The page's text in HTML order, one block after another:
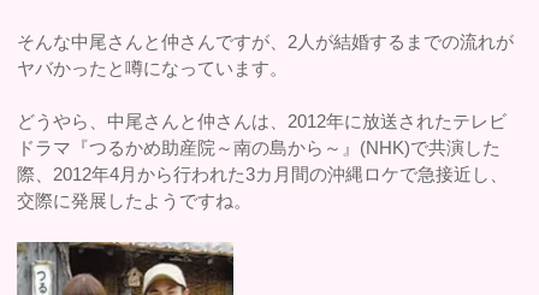
そんな中尾さんと仲さんですが、2人が結婚するまでの流れが
ヤバかったと噂になっています。
どうやら、中尾さんと仲さんは、2012年に放送されたテレビ
ドラマ『つるかめ助産院～南の島から～』(NHK)で共演した
際、2012年4月から行われた3カ月間の沖縄ロケで急接近し、
交際に発展したようですね。